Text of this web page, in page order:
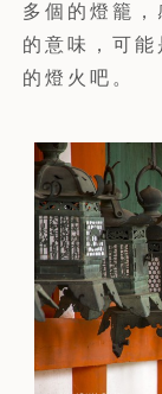
多個的燈籠
的意味，可
的燈火吧。